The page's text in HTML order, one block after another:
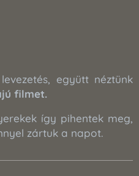
együtt néztünk
filmet.
így pihentek meg,
zártuk a napot.